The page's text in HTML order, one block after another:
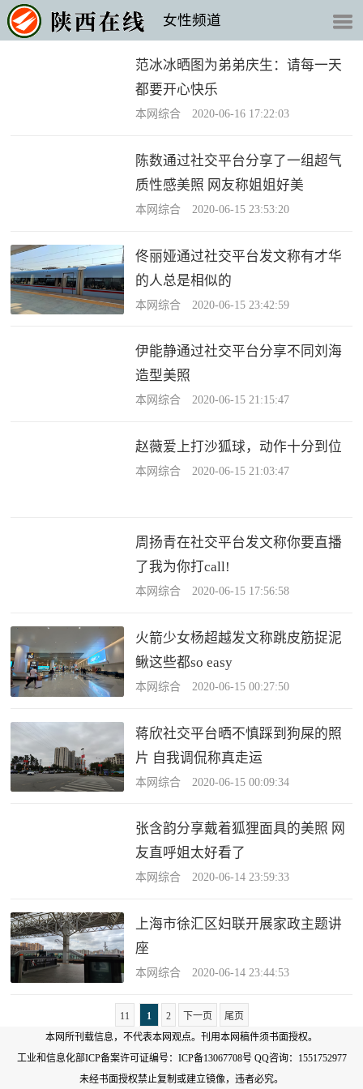
女性频道
范冰冰晒图为弟弟庆生：请每一天
都要开心快乐
本网综合 2020-06-16 17:22:03
陈数通过社交平台分享了一组超气
质性感美照 网友称姐姐好美
本网综合 2020-06-15 23:53:20
佟丽娅通过社交平台发文称有才华
的人总是相似的
本网综合 2020-06-15 23:42:59
伊能静通过社交平台分享不同刘海
造型美照
本网综合 2020-06-15 21:15:47
赵薇爱上打沙狐球，动作十分到位
本网综合 2020-06-15 21:03:47
周扬青在社交平台发文称你要直播
了我为你打call!
本网综合 2020-06-15 17:56:58
火箭少女杨超越发文称跳皮筋捉泥
鳅这些都so easy
本网综合 2020-06-15 00:27:50
蒋欣社交平台晒不慎踩到狗屎的照
片 自我调侃称真走运
本网综合 2020-06-15 00:09:34
张含韵分享戴着狐狸面具的美照 网
友直呼姐太好看了
本网综合 2020-06-14 23:59:33
上海市徐汇区妇联开展家政主题讲
座
本网综合 2020-06-14 23:44:53
11 1 2 下一页
尾页
本网所刊载信息，不代表本网观点。刊用本网稿件须书面授权。
工业和信息化部ICP备案许可证编号： ICP备13067708号 QQ咨询：1551752977
未经书面授权禁止复制或建立镜像，违者必究。